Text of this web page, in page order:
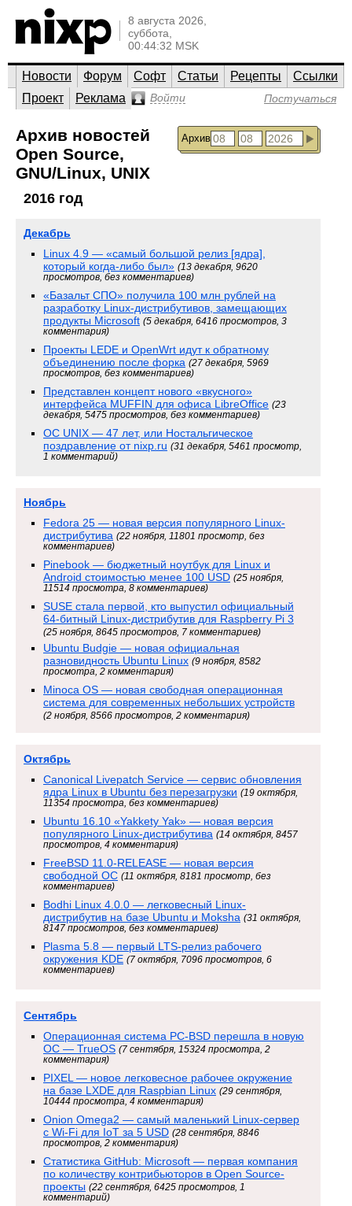
8 августа 2026,
суббота,
00:44:32 MSK
Новости Форум Софт Статьи Рецепты
Ссылки
Проект
Реклама Войти Постучаться
Архив
Архив новостей
Open Source,
GNU/Linux, UNIX
2016 год
Декабрь
Linux 4.9 — «самый большой релиз [ядра],
который когда-либо был» (13 декабря, 9620
просмотров, без комментариев)
«Базальт СПО» получила 100 млн рублей на
разработку Linux-дистрибутивов, замещающих
продукты Microsoft (5 декабря, 6416 просмотров, 3
комментария)
Проекты LEDE и OpenWrt идут к обратному
объединению после форка (27 декабря, 5969
просмотров, без комментариев)
Представлен концепт нового «вкусного»
интерфейса MUFFIN для офиса LibreOffice (23
декабря, 5475 просмотров, без комментариев)
ОС UNIX — 47 лет, или Ностальгическое
поздравление от nixp.ru (31 декабря, 5461 просмотр,
1 комментарий)
Ноябрь
Fedora 25 — новая версия популярного Linux-
дистрибутива (22 ноября, 11801 просмотр, без
комментариев)
Pinebook — бюджетный ноутбук для Linux и
Android стоимостью менее 100 USD (25 ноября,
11514 просмотра, 8 комментариев)
SUSE стала первой, кто выпустил официальный
64-битный Linux-дистрибутив для Raspberry Pi 3
(25 ноября, 8645 просмотров, 7 комментариев)
Ubuntu Budgie — новая официальная
разновидность Ubuntu Linux (9 ноября, 8582
просмотра, 2 комментария)
Minoca OS — новая свободная операционная
система для современных небольших устройств
(2 ноября, 8566 просмотров, 2 комментария)
Октябрь
Canonical Livepatch Service — сервис обновления
ядра Linux в Ubuntu без перезагрузки (19 октября,
11354 просмотра, без комментариев)
Ubuntu 16.10 «Yakkety Yak» — новая версия
популярного Linux-дистрибутива (14 октября, 8457
просмотров, 4 комментария)
FreeBSD 11.0-RELEASE — новая версия
свободной ОС (11 октября, 8181 просмотр, без
комментариев)
Bodhi Linux 4.0.0 — легковесный Linux-
дистрибутив на базе Ubuntu и Moksha (31 октября,
8147 просмотров, без комментариев)
Plasma 5.8 — первый LTS-релиз рабочего
окружения KDE (7 октября, 7096 просмотров, 6
комментариев)
Сентябрь
Операционная система PC-BSD перешла в новую
ОС — TrueOS (7 сентября, 15324 просмотра, 2
комментария)
PIXEL — новое легковесное рабочее окружение
на базе LXDE для Raspbian Linux (29 сентября,
10444 просмотра, 4 комментария)
Onion Omega2 — самый маленький Linux-сервер
с Wi-Fi для IoT за 5 USD (28 сентября, 8846
просмотров, 2 комментария)
Статистика GitHub: Microsoft — первая компания
по количеству контрибьюторов в Open Source-
проекты (22 сентября, 6425 просмотров, 1
комментарий)